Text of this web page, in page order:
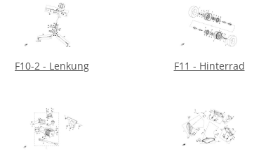
F10-2 - Lenkung F11 - Hinterrad